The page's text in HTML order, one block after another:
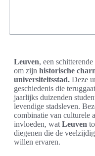
Leuven, een
om zijn historische
universiteitsstad. Deze
geschiedenis die
jaarlijks duizenden
levendige stadsleven.
combinatie van culturele
invloeden, wat Leuven
diegenen die de
willen ervaren.